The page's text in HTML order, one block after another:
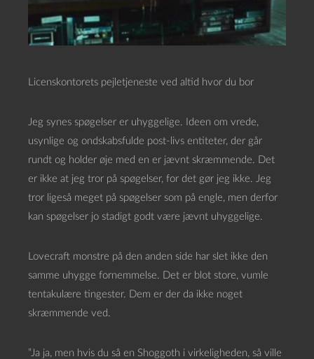
Licenskontorets pejletjeneste ved altid hvor du bor
Jeg synes spøgelser er uhyggelige. Ideen om vrede,
usynlige og ondskabsfulde post-livs entiteter, der går
rundt og holder øje med en er jævnt skræmmende. Det
er ikke at jeg tror på spøgelser, for det gør jeg ikke. Jeg
tror ligeså meget på spøgelser som på engle, men derfor
kan spøgelser jo stadigt godt være jævnt uhyggelige.
Lovecraft monstre på den anden side har slet ikke den
samme uhygge fornemmelse. Det er blot store, vumle
tentakulære tingester. Dem er der da ikke noget
skræmmende ved.
”Ja ja, men hvis du så en Shoggoth i virkeligheden, så ville